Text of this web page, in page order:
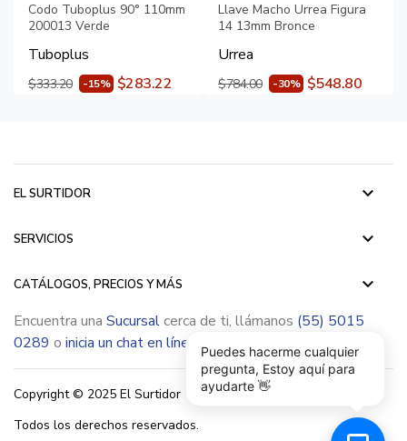
Codo Tuboplus 90° 110mm
200013 Verde
Tuboplus
$333.20 -15% $283.22
Llave Macho Urrea Figura
14 13mm Bronce
Urrea
$784.00 -30% $548.80
EL SURTIDOR keyboard_arrow_down
SERVICIOS keyboard_arrow_down
CATÁLOGOS, PRECIOS Y MÁS keyboard_arrow_down
Encuentra una Sucursalcerca de ti, llámanos (55) 5015
0289 o inicia un chat en línea
Copyright © 2025 El Surtidor
Todos los derechos reservados.
Puedes hacerme cualquier
pregunta, Estoy aquí para
ayudarte 👋